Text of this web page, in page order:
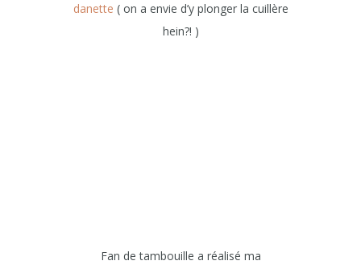
danette ( on a envie d’y plonger la cuillère
hein?! )
Fan de tambouille a réalisé ma